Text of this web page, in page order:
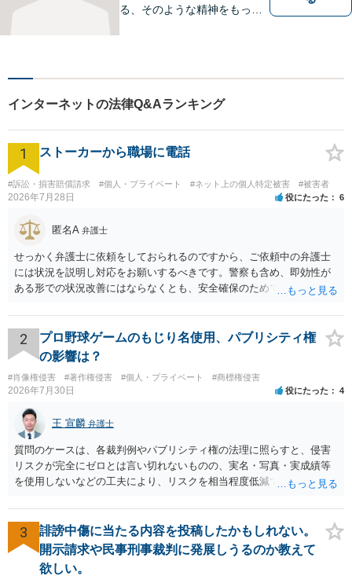
る、そのような精神をもっ
なって、依頼者様の、そして
事務所のお役に立てるよう、
日々研鑽して参ります。
インターネットの法律Q&Aランキング
1 ストーカーから職場に電話
#訴訟・損害賠償請求 #個人・プライベート #ネット上の個人特定被害 #被害者
2026年7月28日 役にたった 6
匿名A 弁護士
せっかく弁護士に依頼をしておられるのですから、ご依頼中の弁護士
には状況を説明し対応をお願いするべきです。警察も含め、即効性が
ある形での状況改善にはならなくとも、安全確保のためできることは
2
プロ野球ゲームのもじり名使用、パブリシティ権
の影響は？
#肖像権侵害 #著作権侵害 #個人・プライベート #商標権侵害
2026年7月30日 役にたった 4
王 宣麟 弁護士
質問のケースは、各裁判例やパブリシティ権の法理に照らすと、侵害
リスクが完全にゼロとは言い切れないものの、実名・写真・実成績等
を使用しないなどの工夫により、リスクを相当程度低減できる設計に
推測できる」という点は、裁判で争われた場合に「専ら顧客吸引力の
利用を目的とする」と判断される余地を残すため、一定の注意が必要
です。 また、広告収益の有無は、侵害判断に一定の影響を与える可能
性がありますが、決定的要因ではありません。 パブリシティ権侵害の
成否は、主に「専ら顧客吸引力の利用を目的とするか」という点で判
3
誹謗中傷に当たる内容を投稿したかもしれない。
開示請求や民事刑事裁判に発展しうるのか教えて
欲しい。